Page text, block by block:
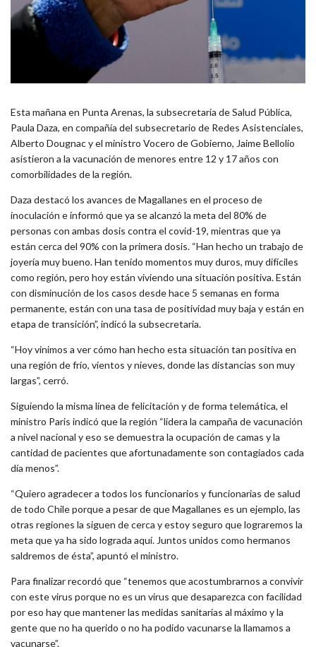
Esta mañana en Punta Arenas, la subsecretaria de Salud Pública,
Paula Daza, en compañía del subsecretario de Redes Asistenciales,
Alberto Dougnac y el ministro Vocero de Gobierno, Jaime Bellolio
asistieron a la vacunación de menores entre 12 y 17 años con
comorbilidades de la región.
Daza destacó los avances de Magallanes en el proceso de
inoculación e informó que ya se alcanzó la meta del 80% de
personas con ambas dosis contra el covid-19, mientras que ya
están cerca del 90% con la primera dosis. “Han hecho un trabajo de
joyería muy bueno. Han tenido momentos muy duros, muy difíciles
como región, pero hoy están viviendo una situación positiva. Están
con disminución de los casos desde hace 5 semanas en forma
permanente, están con una tasa de positividad muy baja y están en
etapa de transición”, indicó la subsecretaria.
“Hoy vinimos a ver cómo han hecho esta situación tan positiva en
una región de frío, vientos y nieves, donde las distancias son muy
largas”, cerró.
Siguiendo la misma línea de felicitación y de forma telemática, el
ministro Paris indicó que la región “lidera la campaña de vacunación
a nivel nacional y eso se demuestra la ocupación de camas y la
cantidad de pacientes que afortunadamente son contagiados cada
día menos”.
“Quiero agradecer a todos los funcionarios y funcionarias de salud
de todo Chile porque a pesar de que Magallanes es un ejemplo, las
otras regiones la siguen de cerca y estoy seguro que lograremos la
meta que ya ha sido lograda aquí. Juntos unidos como hermanos
saldremos de ésta”, apuntó el ministro.
Para finalizar recordó que “tenemos que acostumbrarnos a convivir
con este virus porque no es un virus que desaparezca con facilidad
por eso hay que mantener las medidas sanitarias al máximo y la
gente que no ha querido o no ha podido vacunarse la llamamos a
vacunarse”.